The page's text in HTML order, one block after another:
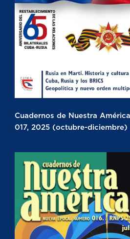
Cuadernos de Nuestra
017, 2025 (octubre-diciembre)